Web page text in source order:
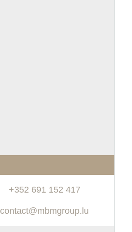
+352 691 152 417
contact@mbmgroup.lu